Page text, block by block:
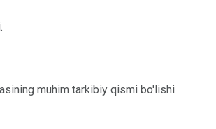
muhim tarkibiy qismi bo'lishi